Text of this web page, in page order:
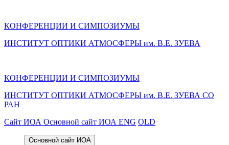
КОНФЕРЕНЦИИ И СИМПОЗИУМЫ
ИНСТИТУТ ОПТИКИ АТМОСФЕРЫ им. В.Е. ЗУЕВА
КОНФЕРЕНЦИИ И СИМПОЗИУМЫ
ИНСТИТУТ ОПТИКИ АТМОСФЕРЫ им. В.Е. ЗУЕВА СО
РАН
Cайт ИОА Основной сайт ИОА ENG OLD
Основной сайт ИОА